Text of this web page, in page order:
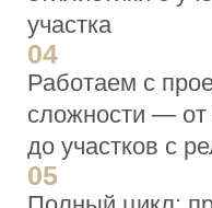
инженерные
использования. Это
избежать переделок
в будущем.
02
Реализация и
работы
Берём на себя весь